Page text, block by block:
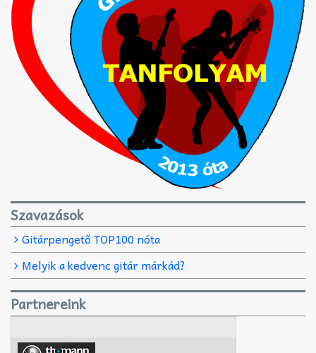
Szavazások
Gitárpengető TOP100 nóta
Melyik a kedvenc gitár márkád?
Partnereink